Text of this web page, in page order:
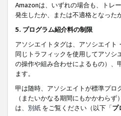
Amazonは、いずれの場合も、トレ
発生したか、または不適格となった
5. プログラム紹介料の制限
アソシエイトタグは、アソシエイ
同じトラフィックを使用してアソ
の操作や組み合わせによるもの）、
ます。
甲は随時、アソシエイトが標準プロ
（またいかなる期間にもかかわら
は、 別紙 をご覧ください（以下「プ